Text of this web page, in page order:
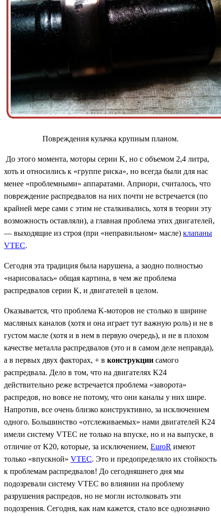
Повреждения кулачка крупным планом.
До этого момента, моторы серии K, но с объемом 2,4 литра,
хоть и относились к «группе риска», но всегда были для нас
менее «проблемными» аппаратами. Априори, считалось, что
повреждение распредвалов на них почти не встречается (по
крайней мере сами с этим не сталкивались, хотя в теории эту
возможность оставляли), а главная проблема этих двигателей,
— выходящие из строя (при «неправильном» масле) клапаны
VTEC.
Сегодня эта традиция была нарушена, а заодно полностью
«нарисовалась» общая картина, в чем же проблема
распредвалов серии K, и двигателей в целом.
Оказывается, что проблема K-моторов не столько в ширине
масляных каналов (хотя и она играет тут важную роль) и не в
густом масле (хотя и в нем в первую очередь), и не в плохом
качестве металла распредвалов (это и в самом деле неправда),
а в первых двух факторах, + в конструкции самого
распредвала. Дело в том, что на двигателях K24
действительно реже встречается проблема «заворота»
распредов, но вовсе не потому, что они каналы у них шире.
Напротив, все очень близко конструктивно, за исключением
одного. Большинство «отслеживаемых» нами двигателей K24
имели систему VTEC не только на впуске, но и на выпуске, в
отличие от K20, которые, за исключением, EuroR имеют
только «впускной» VTEC. Это и предопределяло их стойкость
к проблемам распредвалов! До сегодняшнего дня мы
подозревали систему VTEC во влиянии на проблему
разрушения распредов, но не могли истолковать эти
подозрения. Сегодня, как нам кажется, стало все однозначно